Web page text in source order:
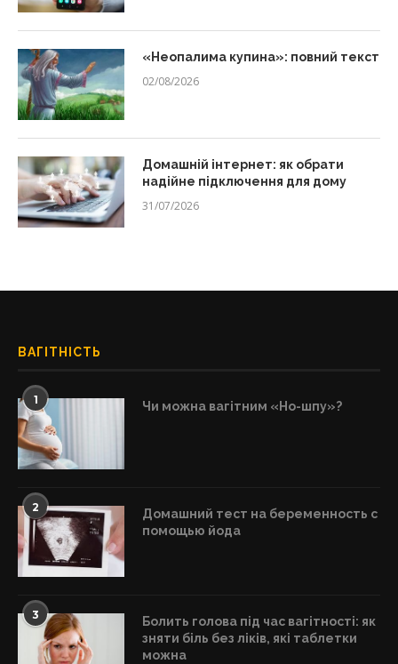
«Неопалима купина»: повний текст
02/08/2026
Домашній інтернет: як обрати
надійне підключення для дому
31/07/2026
ВАГІТНІСТЬ
1 Чи можна вагітним «Но-шпу»?
2
Домашний тест на беременность с
помощью йода
3
Болить голова під час вагітності: як
зняти біль без ліків, які таблетки
можна